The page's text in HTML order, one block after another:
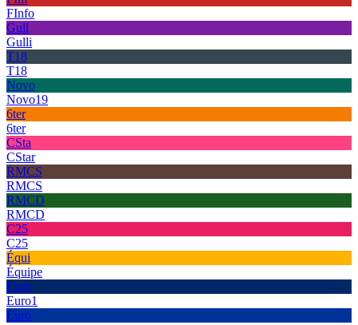
FInfo
Gull
Gulli
T18
T18
Novo
Novo19
6ter
6ter
CSta
CStar
RMCS
RMCS
RMCD
RMCD
C25
C25
Équi
Équipe
Euro
Euro1
Euro